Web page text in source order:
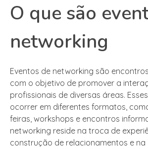
O que são
networking
Eventos de networking são
com o objetivo de promover a
profissionais de diversas áreas.
ocorrer em diferentes formatos,
feiras, workshops e encontros
networking reside na troca de
construção de relacionamentos e